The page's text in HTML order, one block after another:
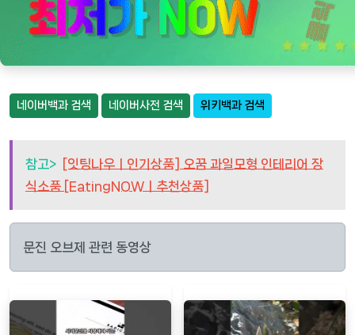
네이버백과 검색 네이버사전 검색 위키백과 검색
참고> [잇팅나우ㅣ인기상품] 오꿈 과일모형 인테리어 장
식소품 [EatingNOWㅣ추천상품]
문진 오브제 관련 동영상